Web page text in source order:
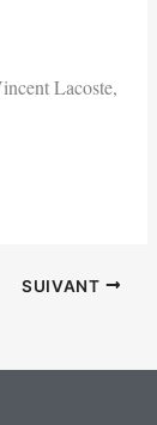
Lacoste,
SUIVANT